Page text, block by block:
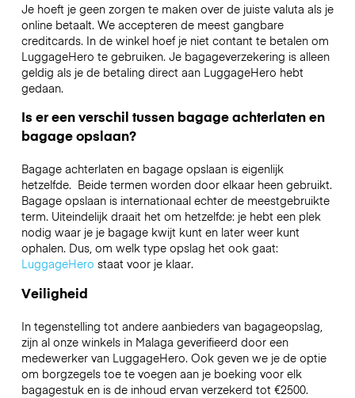
Je hoeft je geen zorgen te maken over de juiste valuta als je
online betaalt. We accepteren de meest gangbare
creditcards. In de winkel hoef je niet contant te betalen om
LuggageHero te gebruiken. Je bagageverzekering is alleen
geldig als je de betaling direct aan LuggageHero hebt
gedaan.
Is er een verschil tussen bagage achterlaten en
bagage opslaan?
Bagage achterlaten en bagage opslaan is eigenlijk
hetzelfde. Beide termen worden door elkaar heen gebruikt.
Bagage opslaan is internationaal echter de meestgebruikte
term. Uiteindelijk draait het om hetzelfde: je hebt een plek
nodig waar je je bagage kwijt kunt en later weer kunt
ophalen. Dus, om welk type opslag het ook gaat:
LuggageHero staat voor je klaar.
Veiligheid
In tegenstelling tot andere aanbieders van bagageopslag,
zijn al onze winkels in Malaga geverifieerd door een
medewerker van LuggageHero. Ook geven we je de optie
om borgzegels toe te voegen aan je boeking voor elk
bagagestuk en is de inhoud ervan verzekerd tot €2500.